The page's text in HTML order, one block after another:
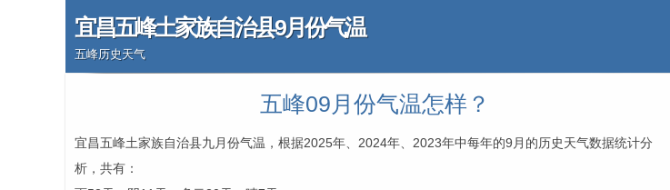
宜昌五峰土家族自治县9月份气温
五峰历史天气
五峰09月份气温怎样？
宜昌五峰土家族自治县九月份气温，根据2025年、2024年、2023年中每年的9月的历史天气数据统计分
析，共有：